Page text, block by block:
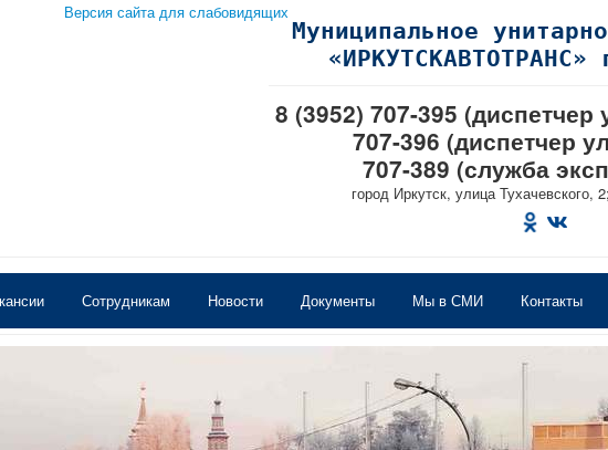
Версия сайта для слабовидящих
Муниципальное
8 (3952) 707-395 (диспетчер
707-396 (диспетчер
707-389 (служба
город Иркутск, улица Тухачевского,
Сотрудникам Новости Документы Мы в СМИ Контакты